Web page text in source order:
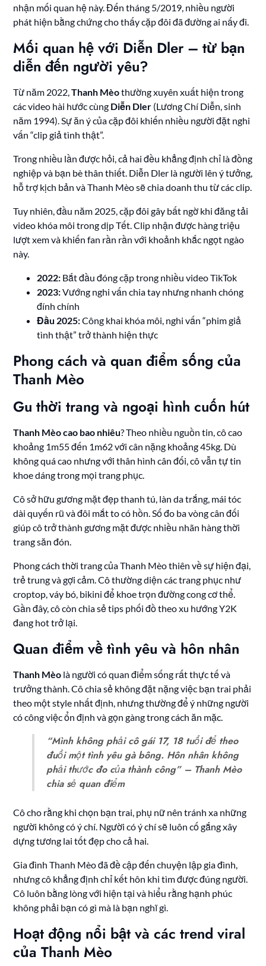
nhận mối quan hệ này. Đến tháng 5/2019, nhiều người
phát hiện bằng chứng cho thấy cặp đôi đã đường ai nấy đi.
Mối quan hệ với Diễn Dler – từ bạn
diễn đến người yêu?
Từ năm 2022,Thanh Mèothường xuyên xuất hiện trong
các video hài hước cùng Diễn Dler (Lương Chí Diễn, sinh
năm 1994). Sự ăn ý của cặp đôi khiến nhiều người đặt nghi
vấn “clip giả tình thật”.
Trong nhiều lần được hỏi, cả hai đều khẳng định chỉ là đồng
nghiệp và bạn bè thân thiết. Diễn Dler là người lên ý tưởng,
hỗ trợ kịch bản và Thanh Mèo sẽ chia doanh thu từ các clip.
Tuy nhiên, đầu năm 2025, cặp đôi gây bất ngờ khi đăng tải
video khóa môi trong dịp Tết. Clip nhận được hàng triệu
lượt xem và khiến fan rần rần với khoảnh khắc ngọt ngào
này.
2022: Bắt đầu đóng cặp trong nhiều video TikTok
2023:Vướng nghi vấn chia tay nhưng nhanh chóng
đính chính
Đầu 2025:Công khai khóa môi, nghi vấn “phim giả
tình thật” trở thành hiện thực
Phong cách và quan điểm sống của
Thanh Mèo
Gu thời trang và ngoại hình cuốn hút
Thanh Mèo cao bao nhiêu? Theo nhiều nguồn tin, cô cao
khoảng 1m55 đến 1m62 với cân nặng khoảng 45kg. Dù
không quá cao nhưng với thân hình cân đối, cô vẫn tự tin
khoe dáng trong mọi trang phục.
Cô sở hữu gương mặt đẹp thanh tú, làn da trắng, mái tóc
dài quyến rũ và đôi mắt to có hồn. Số đo ba vòng cân đối
giúp cô trở thành gương mặt được nhiều nhãn hàng thời
trang săn đón.
Phong cách thời trang của Thanh Mèo thiên về sự hiện đại,
trẻ trung và gợi cảm. Cô thường diện các trang phục như
croptop, váy bó, bikini để khoe trọn đường cong cơ thể.
Gần đây, cô còn chia sẻ tips phối đồ theo xu hướng Y2K
đang hot trở lại.
Quan điểm về tình yêu và hôn nhân
Thanh Mèo là người có quan điểm sống rất thực tế và
trưởng thành. Cô chia sẻ không đặt nặng việc bạn trai phải
theo một style nhất định, nhưng thường để ý những người
có công việc ổn định và gọn gàng trong cách ăn mặc.
“Mình không phải cô gái 17, 18 tuổi để theo
đuổi một tình yêu gà bông. Hôn nhân không
phải thước đo của thành công” – Thanh Mèo
chia sẻ quan điểm
Cô cho rằng khi chọn bạn trai, phụ nữ nên tránh xa những
người không có ý chí. Người có ý chí sẽ luôn cố gắng xây
dựng tương lai tốt đẹp cho cả hai.
Gia đình Thanh Mèo đã đề cập đến chuyện lập gia đình,
nhưng cô khẳng định chỉ kết hôn khi tìm được đúng người.
Cô luôn bằng lòng với hiện tại và hiểu rằng hạnh phúc
không phải bạn có gì mà là bạn nghĩ gì.
Hoạt động nổi bật và các trend viral
của Thanh Mèo